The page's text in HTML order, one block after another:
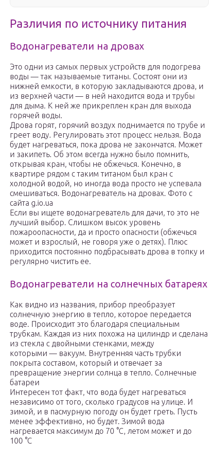
Различия по источнику питания
Водонагреватели на дровах
Это одни из самых первых устройств для подогрева
воды — так называемые титаны. Состоят они из
нижней емкости, в которую закладываются дрова, и
из верхней части — в ней находится вода и трубы
для дыма. К ней же прикреплен кран для выхода
горячей воды.
Дрова горят, горячий воздух поднимается по трубе и
греет воду. Регулировать этот процесс нельзя. Вода
будет нагреваться, пока дрова не закончатся. Может
и закипеть. Об этом всегда нужно было помнить,
открывая кран, чтобы не обжечься. Конечно, в
квартире рядом с таким титаном был кран с
холодной водой, но иногда вода просто не успевала
смешиваться. Водонагреватель на дровах. Фото с
сайта g.io.ua
Если вы ищете водонагреватель для дачи, то это не
лучший выбор. Слишком высок уровень
пожароопасности, да и просто опасности (обжечься
может и взрослый, не говоря уже о детях). Плюс
приходится постоянно подбрасывать дрова в топку и
регулярно чистить ее.
Водонагреватели на солнечных батареях
Как видно из названия, прибор преобразует
солнечную энергию в тепло, которое передается
воде. Происходит это благодаря специальным
трубкам. Каждая из них похожа на цилиндр и сделана
из стекла с двойными стенками, между
которыми — вакуум. Внутренняя часть трубки
покрыта составом, который и отвечает за
превращение энергии солнца в тепло. Солнечные
батареи
Интересен тот факт, что вода будет нагреваться
независимо от того, сколько градусов на улице. И
зимой, и в пасмурную погоду он будет греть. Пусть
менее эффективно, но будет. Зимой вода
нагревается максимум до 70 °C, летом может и до
100 °C